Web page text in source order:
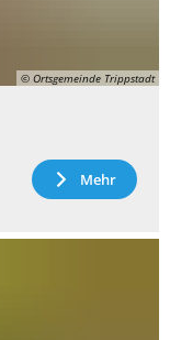
© Ortsgemeinde Trippstadt
Mehr